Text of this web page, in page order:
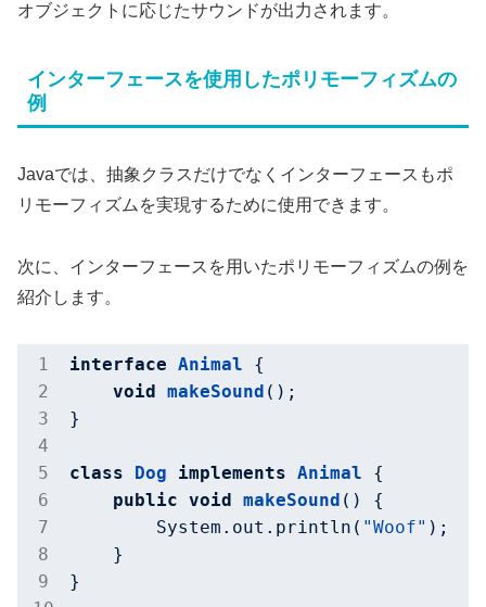
オブジェクトに応じたサウンドが出力されます。
インターフェースを使用したポリモーフィズムの
例
Javaでは、抽象クラスだけでなくインターフェースもポ
リモーフィズムを実現するために使用できます。
次に、インターフェースを用いたポリモーフィズムの例を
紹介します。
interface Animal
{
void
makeSound () ;
}
class Dog implements Animal
{
public void makeSound ()
{
        System.out.println(
"Woof" );
    }
}